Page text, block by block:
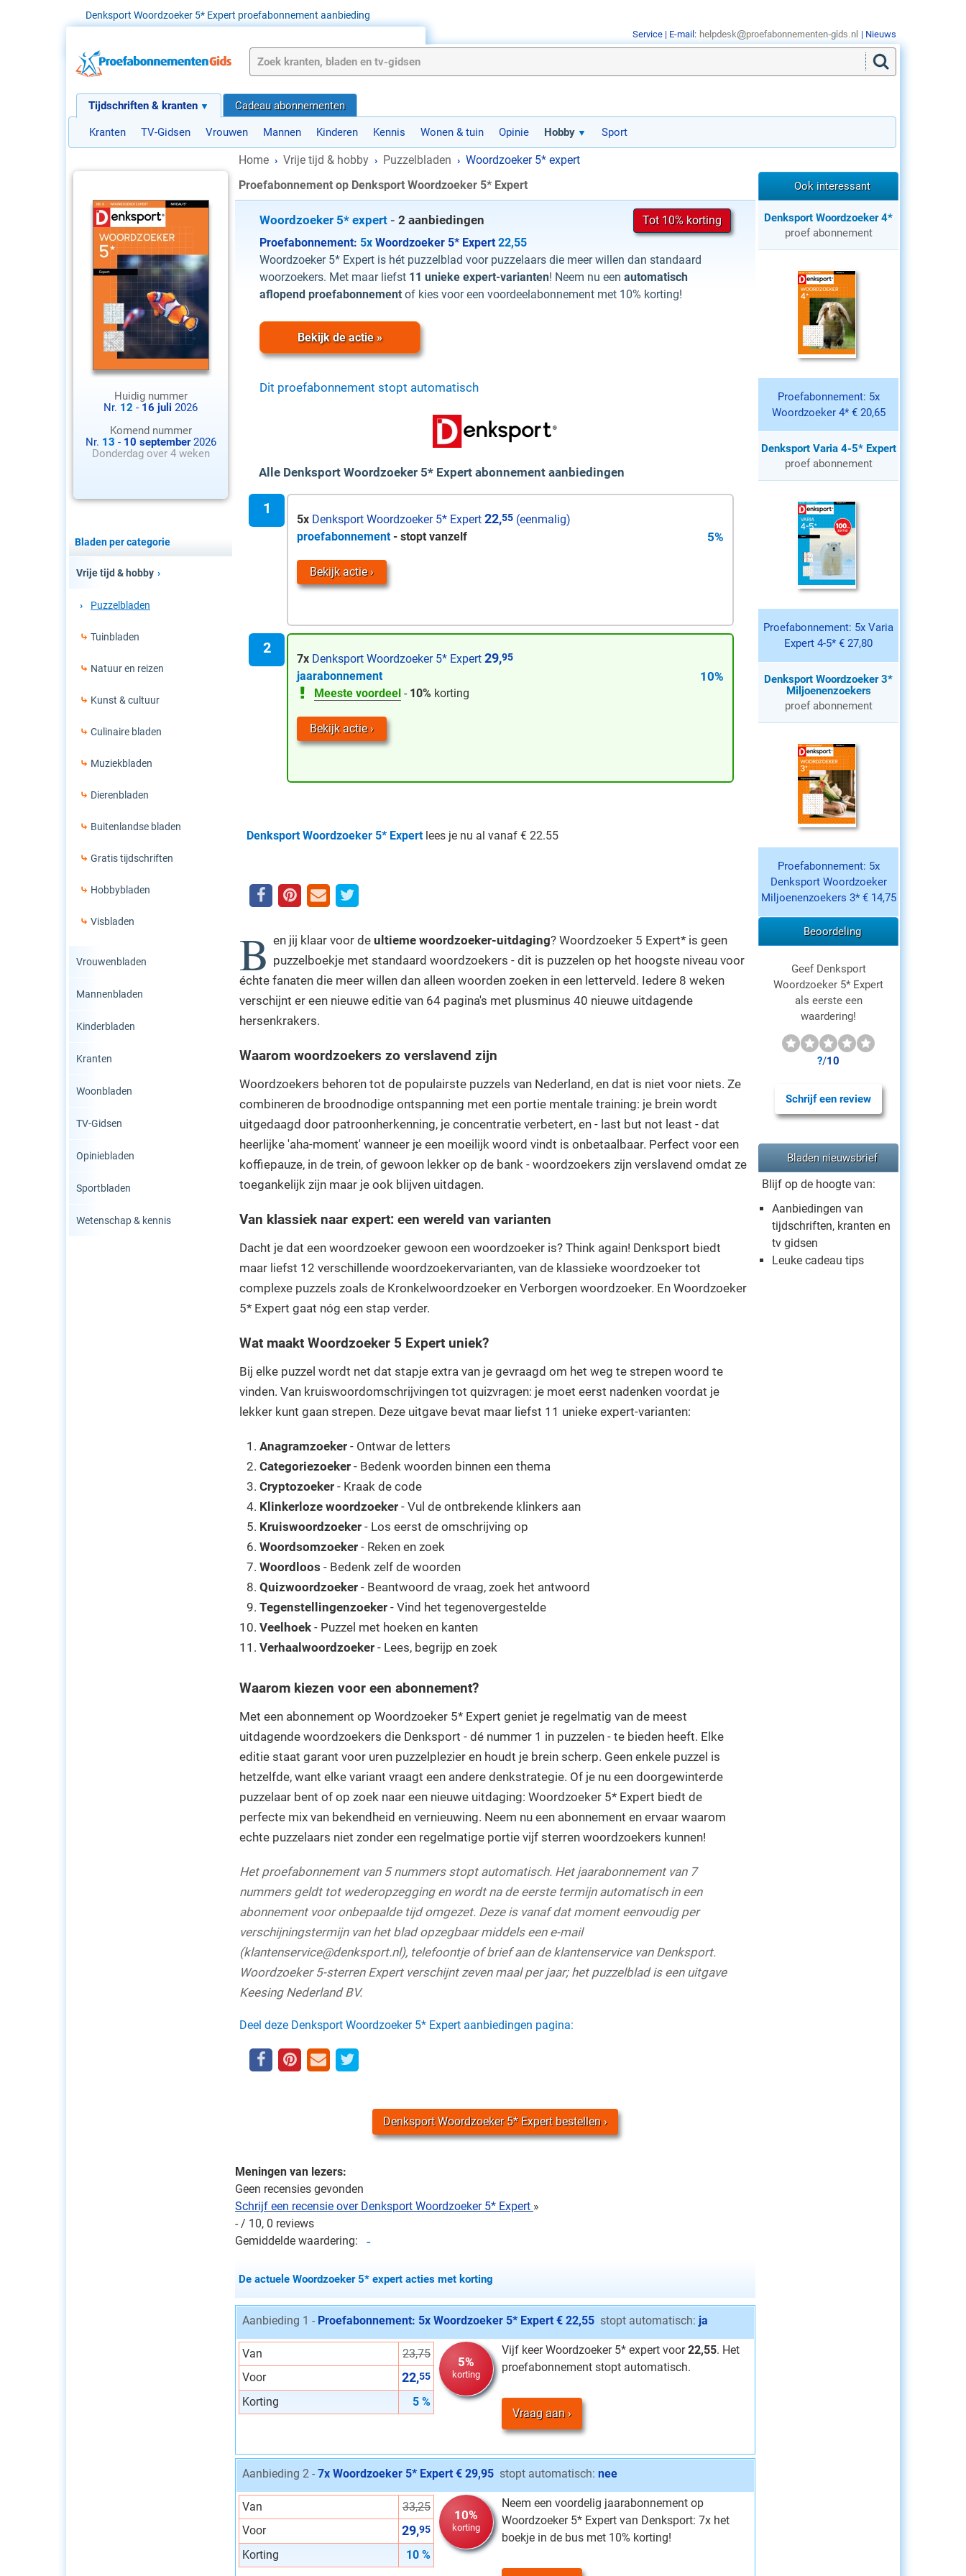
Denksport Woordzoeker 5* Expert proefabonnement aanbieding
Tijdschriften & kranten
Kranten TV-Gidsen Vrouwen Mannen Kinderen Kennis Wonen & tuin Opinie Hobby Sport
Cadeau abonnementen
Home › Vrije tijd & hobby › Puzzelbladen › Woordzoeker 5* expert
Huidig nummer
Nr. 12 - 16 juli 2026
Komend nummer
Nr. 13 - 10 september2026
Donderdag over 4 weken
Bladen per categorie
Vrije tijd & hobby
Puzzelbladen
Tuinbladen
Natuur en reizen
Kunst & cultuur
Culinaire bladen
Muziekbladen
Dierenbladen
Buitenlandse bladen
Gratis tijdschriften
Hobbybladen
Visbladen
Vrouwenbladen
Mannenbladen
Kinderbladen
Kranten
Woonbladen
TV-Gidsen
Opiniebladen
Sportbladen
Wetenschap & kennis
Proefabonnement op Denksport Woordzoeker 5* Expert
Tot 10% korting
Woordzoeker 5* expert - 2 aanbiedingen
Proefabonnement: 5x Woordzoeker 5* Expert 22,55
Woordzoeker 5* Expert is hét puzzelblad voor puzzelaars die meer willen dan standaard
woorzoekers. Met maar liefst 11 unieke expert-varianten! Neem nu een automatisch
aflopend proefabonnement of kies voor een voordeelabonnement met 10% korting!
Bekijk de actie »
Dit proefabonnement stopt automatisch
Alle Denksport Woordzoeker 5* Expert abonnement aanbiedingen
5x Denksport Woordzoeker 5* Expert 22,55 (eenmalig)
proefabonnement
5%
- stopt vanzelf
Bekijk actie
7x Denksport Woordzoeker 5* Expert 29,95
jaarabonnement 10%
Meeste voordeel - 10% korting
Bekijk actie
Denksport Woordzoeker 5* Expertlees je nu al vanaf € 22.55
B en jij klaar voor de ultieme woordzoeker-uitdaging? Woordzoeker 5 Expert* is geen
puzzelboekje met standaard woordzoekers - dit is puzzelen op het hoogste niveau voor
échte fanaten die meer willen dan alleen woorden zoeken in een letterveld. Iedere 8 weken
verschijnt er een nieuwe editie van 64 pagina's met plusminus 40 nieuwe uitdagende
hersenkrakers.
Waarom woordzoekers zo verslavend zijn
Woordzoekers behoren tot de populairste puzzels van Nederland, en dat is niet voor niets. Ze
combineren de broodnodige ontspanning met een portie mentale training: je brein wordt
uitgedaagd door patroonherkenning, je concentratie verbetert, en - last but not least - dat
heerlijke 'aha-moment' wanneer je een moeilijk woord vindt is onbetaalbaar. Perfect voor een
koffiepauze, in de trein, of gewoon lekker op de bank - woordzoekers zijn verslavend omdat ze
toegankelijk zijn maar je ook blijven uitdagen.
Van klassiek naar expert: een wereld van varianten
Dacht je dat een woordzoeker gewoon een woordzoeker is? Think again! Denksport biedt
maar liefst 12 verschillende woordzoekervarianten, van de klassieke woordzoeker tot
complexe puzzels zoals de Kronkelwoordzoeker en Verborgen woordzoeker. En Woordzoeker
5* Expert gaat nóg een stap verder.
Wat maakt Woordzoeker 5 Expert uniek?
Bij elke puzzel wordt net dat stapje extra van je gevraagd om het weg te strepen woord te
vinden. Van kruiswoordomschrijvingen tot quizvragen: je moet eerst nadenken voordat je
lekker kunt gaan strepen. Deze uitgave bevat maar liefst 11 unieke expert-varianten:
Anagramzoeker - Ontwar de letters
Categoriezoeker - Bedenk woorden binnen een thema
Cryptozoeker - Kraak de code
Klinkerloze woordzoeker - Vul de ontbrekende klinkers aan
Kruiswoordzoeker - Los eerst de omschrijving op
Woordsomzoeker - Reken en zoek
Woordloos - Bedenk zelf de woorden
Quizwoordzoeker - Beantwoord de vraag, zoek het antwoord
Tegenstellingenzoeker - Vind het tegenovergestelde
Veelhoek - Puzzel met hoeken en kanten
Verhaalwoordzoeker - Lees, begrijp en zoek
Waarom kiezen voor een abonnement?
Met een abonnement op Woordzoeker 5* Expert geniet je regelmatig van de meest
uitdagende woordzoekers die Denksport - dé nummer 1 in puzzelen - te bieden heeft. Elke
editie staat garant voor uren puzzelplezier en houdt je brein scherp. Geen enkele puzzel is
hetzelfde, want elke variant vraagt een andere denkstrategie. Of je nu een doorgewinterde
puzzelaar bent of op zoek naar een nieuwe uitdaging: Woordzoeker 5* Expert biedt de
perfecte mix van bekendheid en vernieuwing. Neem nu een abonnement en ervaar waarom
echte puzzelaars niet zonder een regelmatige portie vijf sterren woordzoekers kunnen!
Het proefabonnement van 5 nummers stopt automatisch. Het jaarabonnement van 7
nummers geldt tot wederopzegging en wordt na de eerste termijn automatisch in een
abonnement voor onbepaalde tijd omgezet. Deze is vanaf dat moment eenvoudig per
verschijningstermijn van het blad opzegbaar middels een e-mail
(klantenservice@denksport.nl), telefoontje of brief aan de klantenservice van Denksport.
Woordzoeker 5-sterren Expert verschijnt zeven maal per jaar; het puzzelblad is een uitgave
Keesing Nederland BV.
Deel deze Denksport Woordzoeker 5* Expert aanbiedingen pagina:
Denksport Woordzoeker 5* Expert bestellen
Meningen van lezers:
Geen recensies gevonden
Schrijf een recensie over Denksport Woordzoeker 5* Expert »
- / 10, 0 reviews
Gemiddelde waardering: -
De actuele Woordzoeker 5* expert acties met korting
Aanbieding 1 - Proefabonnement: 5x Woordzoeker 5* Expert € 22,55 stopt automatisch: ja
Van
23,75
Voor
22,55
Korting 5 %
5%
korting
Vijf keer Woordzoeker 5* expert voor22,55. Het
proefabonnement stopt automatisch.
Vraag aan
Aanbieding 2 - 7x Woordzoeker 5* Expert € 29,95 stopt automatisch: nee
Van
33,25
Voor
29,95
Korting 10 %
10%
korting
Neem een voordelig jaarabonnement op
Woordzoeker 5* Expert van Denksport: 7x het
boekje in de bus met 10% korting!
Ook interessant
Denksport Woordzoeker 4*
proef abonnement
Proefabonnement: 5x
Woordzoeker 4* € 20,65
Denksport Varia 4-5* Expert
proef abonnement
Proefabonnement: 5x Varia
Expert 4-5* € 27,80
Denksport Woordzoeker 3*
Miljoenenzoekers
proef abonnement
Proefabonnement: 5x
Denksport Woordzoeker
Miljoenenzoekers 3* € 14,75
Beoordeling
Geef Denksport
Woordzoeker 5* Expert
als eerste een
waardering!
?/10
Schrijf een review
Bladen nieuwsbrief
Blijf op de hoogte van:
Aanbiedingen van
tijdschriften, kranten en
tv gidsen
Leuke cadeau tips
Service | E-mail: | Nieuws